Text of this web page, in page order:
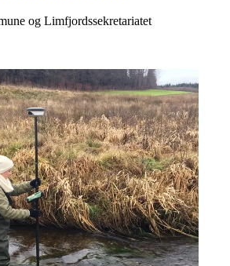
og Limfjordssekretariatet